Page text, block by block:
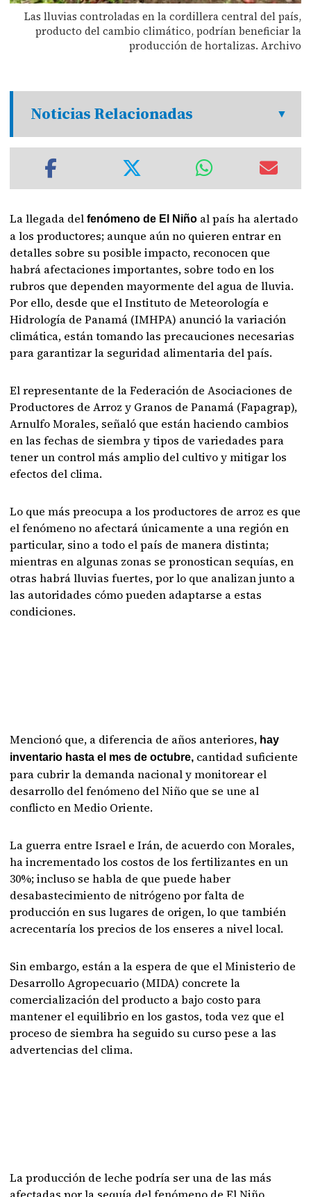
Las lluvias controladas en la cordillera central del país,
producto del cambio climático, podrían beneficiar la
producción de hortalizas. Archivo
Noticias Relacionadas
La llegada del fenómeno de El Niño al país ha alertado
a los productores; aunque aún no quieren entrar en
detalles sobre su posible impacto, reconocen que
habrá afectaciones importantes, sobre todo en los
rubros que dependen mayormente del agua de lluvia.
Por ello, desde que el Instituto de Meteorología e
Hidrología de Panamá (IMHPA) anunció la variación
climática, están tomando las precauciones necesarias
para garantizar la seguridad alimentaria del país.
El representante de la Federación de Asociaciones de
Productores de Arroz y Granos de Panamá (Fapagrap),
Arnulfo Morales, señaló que están haciendo cambios
en las fechas de siembra y tipos de variedades para
tener un control más amplio del cultivo y mitigar los
efectos del clima.
Lo que más preocupa a los productores de arroz es que
el fenómeno no afectará únicamente a una región en
particular, sino a todo el país de manera distinta;
mientras en algunas zonas se pronostican sequías, en
otras habrá lluvias fuertes, por lo que analizan junto a
las autoridades cómo pueden adaptarse a estas
condiciones.
Mencionó que, a diferencia de años anteriores, hay
inventario hasta el mes de octubre, cantidad suficiente
para cubrir la demanda nacional y monitorear el
desarrollo del fenómeno del Niño que se une al
conflicto en Medio Oriente.
La guerra entre Israel e Irán, de acuerdo con Morales,
ha incrementado los costos de los fertilizantes en un
30%; incluso se habla de que puede haber
desabastecimiento de nitrógeno por falta de
producción en sus lugares de origen, lo que también
acrecentaría los precios de los enseres a nivel local.
Sin embargo, están a la espera de que el Ministerio de
Desarrollo Agropecuario (MIDA) concrete la
comercialización del producto a bajo costo para
mantener el equilibrio en los gastos, toda vez que el
proceso de siembra ha seguido su curso pese a las
advertencias del clima.
La producción de leche podría ser una de las más